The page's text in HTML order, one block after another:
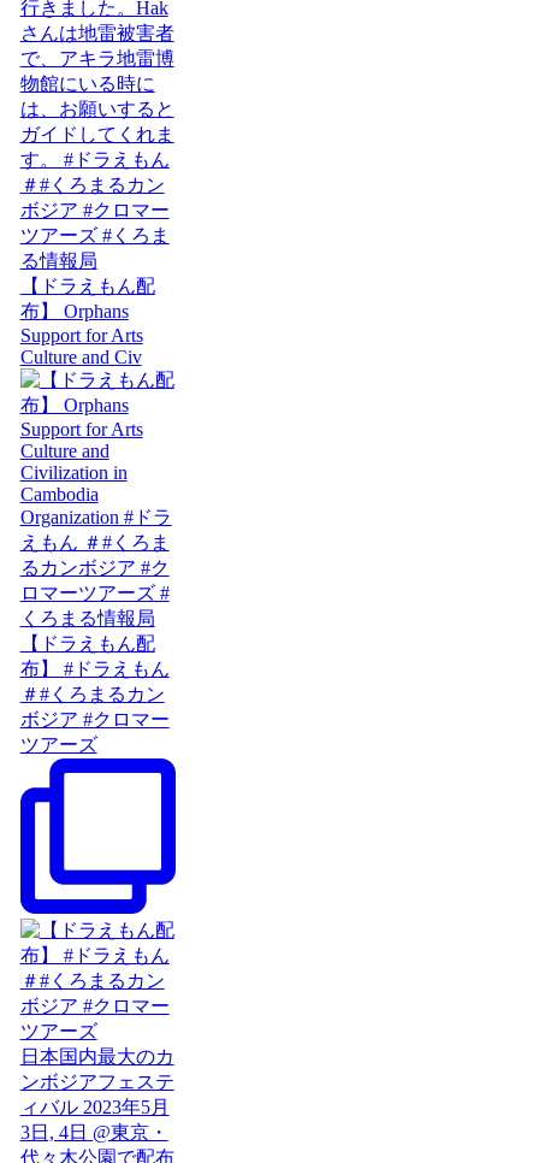
【ドラえもん配
布】 Orphans
Support for Arts
Culture and Civ
【ドラえもん配
布】 #ドラえもん
＃#くろまるカン
ボジア #クロマー
ツアーズ
日本国内最大のカ
ンボジアフェステ
ィバル 2023年5月
3日, 4日 @東京・
代々木公園で配布